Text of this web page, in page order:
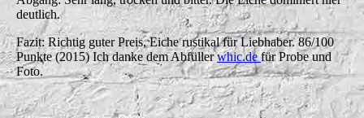
deutlich.
Fazit: Richtig guter Preis, Eiche rustikal für Liebhaber. 86/100
Punkte (2015) Ich danke dem Abfüllerwhic.defür Probe und
Foto.